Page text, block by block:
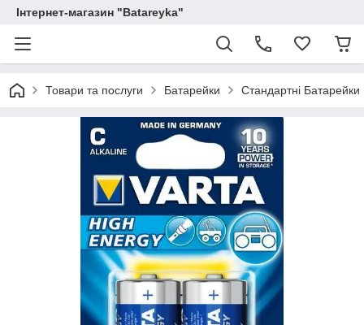
Інтернет-магазин "Batareyka"
Товари та послуги Батарейки Стандартні Батарейки